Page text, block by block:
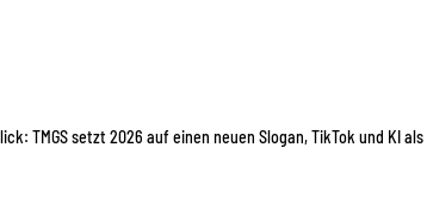
TMGS setzt 2026 auf einen neuen Slogan, TikTok und KI